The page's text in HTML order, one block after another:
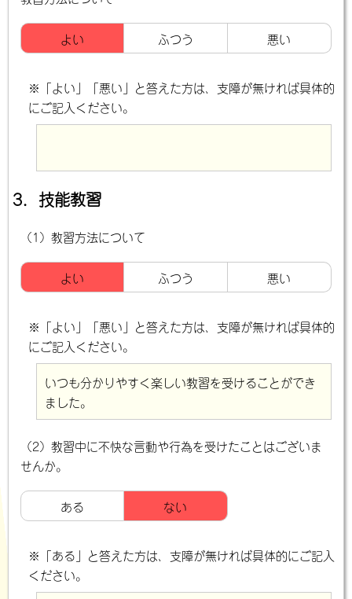
よい ふつう 悪い
※「よい」「悪い」と答えた方は、支障が無ければ具体的
にご記入ください。
3．技能教習
（1）教習方法について
よい ふつう 悪い
※「よい」「悪い」と答えた方は、支障が無ければ具体的
にご記入ください。
いつも分かりやすく楽しい教習を受けることができ
ました。
（2）教習中に不快な言動や行為を受けたことはございま
せんか。
ある ない
※「ある」と答えた方は、支障が無ければ具体的にご記入
ください。